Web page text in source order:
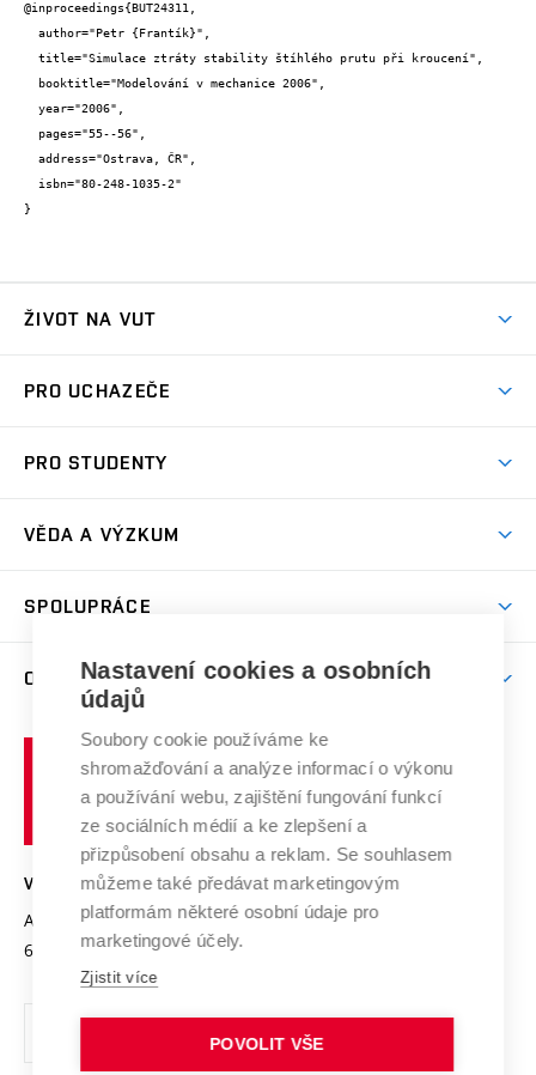
@inproceedings{BUT24311,
}
ŽIVOT NA VUT
Koleje
Sport na VUT
PRO UCHAZEČE
Dny otevřených dveří
Celoživotní vzdělávání
E-přihláška
PRO STUDENTY
Harmonogram akademického roku
Závěrečné práce
Doktorské studium
Zpracování osobních údajů studentů
Sociální bezpečí
Studium bez bariér
Podpora podnikání
VĚDA A VÝZKUM
Mezinárodní vědecká rada
Systém zajišťování kvality výzkumu
Výzkumné infrastruktury
Transfer znalostí
Open Science
Projekty
Projekty ze strukturálních fondů
Specifický výzkum
SPOLUPRÁCE
Firemní spolupráce
Zahraniční spolupráce
Spolupráce se školami
Mezinárodní dohody
Univerzitní sítě
O UNIVERZITĚ
Profil univerzity
Udržitelná univerzita
Podnikavá univerzita / ContriBUTe
Bezpečná univerzita
Vyznamenání
Organizační struktura
Ochrana osobních údajů
učení
technické
Brně
VYSOKÉ UČENÍ TECHNICKÉ V BRNĚ
Antonínská 548/1
602 00 Brno
www.vut.cz
vut@vutbr.cz
Nastavení cookies a osobních
údajů
Soubory cookie používáme ke
shromažďování a analýze informací o výkonu
a používání webu, zajištění fungování funkcí
ze sociálních médií a ke zlepšení a
přizpůsobení obsahu a reklam. Se souhlasem
můžeme také předávat marketingovým
platformám některé osobní údaje pro
marketingové účely.
Zjistit více
POVOLIT VŠE